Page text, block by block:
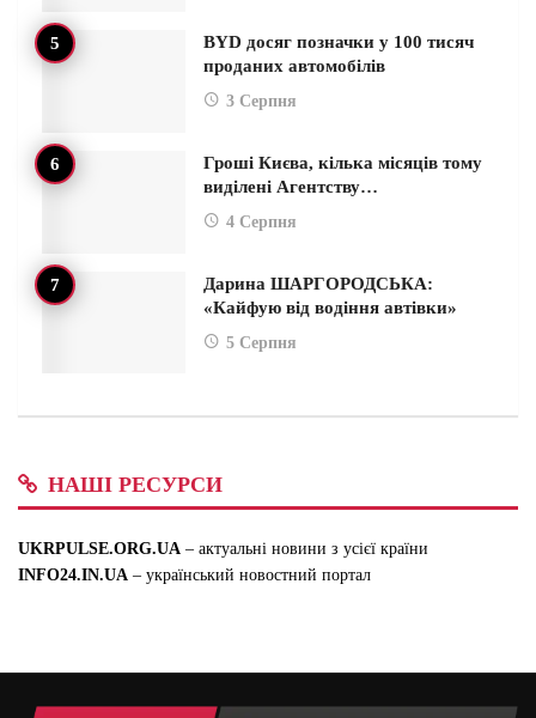
BYD досяг позначки у 100 тисяч
проданих автомобілів
3 Серпня
Гроші Києва, кілька місяців тому
виділені Агентству…
4 Серпня
Дарина ШАРГОРОДСЬКА:
«Кайфую від водіння автівки»
5 Серпня
НАШІ РЕСУРСИ
UKRPULSE.ORG.UA – актуальні новини з усієї країни
INFO24.IN.UA – український новостний портал